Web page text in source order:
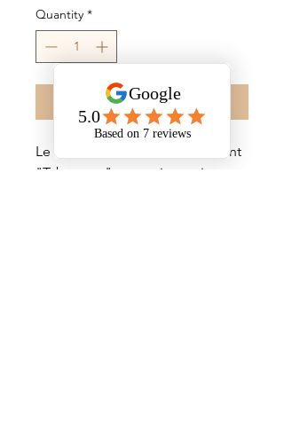
Quantity *
Add to Cart
Le modèle de carreau de ciment
"Tabssamu" en version noir